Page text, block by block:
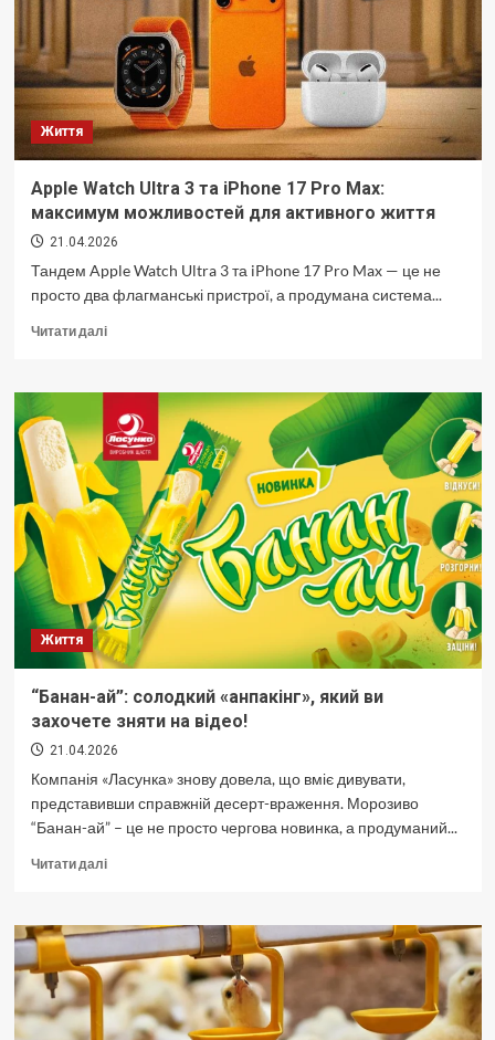
Життя
Apple Watch Ultra 3 та iPhone 17 Pro Max:
максимум можливостей для активного життя
21.04.2026
Тандем Apple Watch Ultra 3 та iPhone 17 Pro Max — це не
просто два флагманські пристрої, а продумана система...
Читати даліДокладніше
Watch
Ultra
3
та
iPhone
17
Pro
Max:
максимум
можливостей
для
активного
життя
Життя
“Банан-ай”: солодкий «анпакінг», який ви
захочете зняти на відео!
21.04.2026
Компанія «Ласунка» знову довела, що вміє дивувати,
представивши справжній десерт-враження. Морозиво
“Банан-ай” – це не просто чергова новинка, а продуманий...
Читати даліДокладніше
ай”:
солодкий
«анпакінг»,
який
ви
захочете